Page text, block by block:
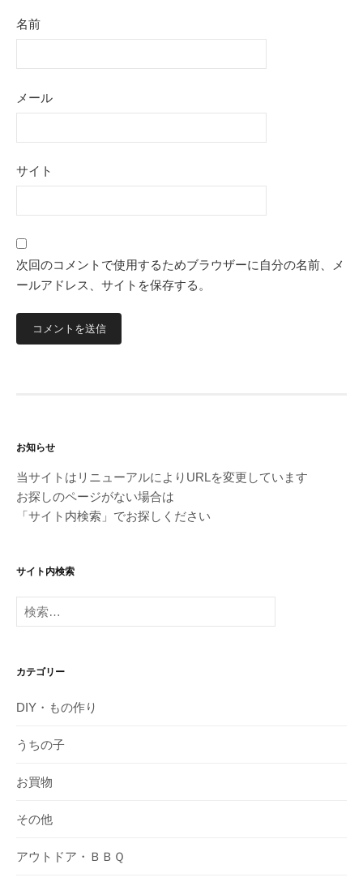
名前
メール
サイト
次回のコメントで使用するためブラウザーに自分の名前、メ
ールアドレス、サイトを保存する。
お知らせ
当サイトはリニューアルによりURLを変更しています
お探しのページがない場合は
「サイト内検索」でお探しください
サイト内検索
検
索:
カテゴリー
DIY・もの作り
うちの子
お買物
その他
アウトドア・ＢＢＱ